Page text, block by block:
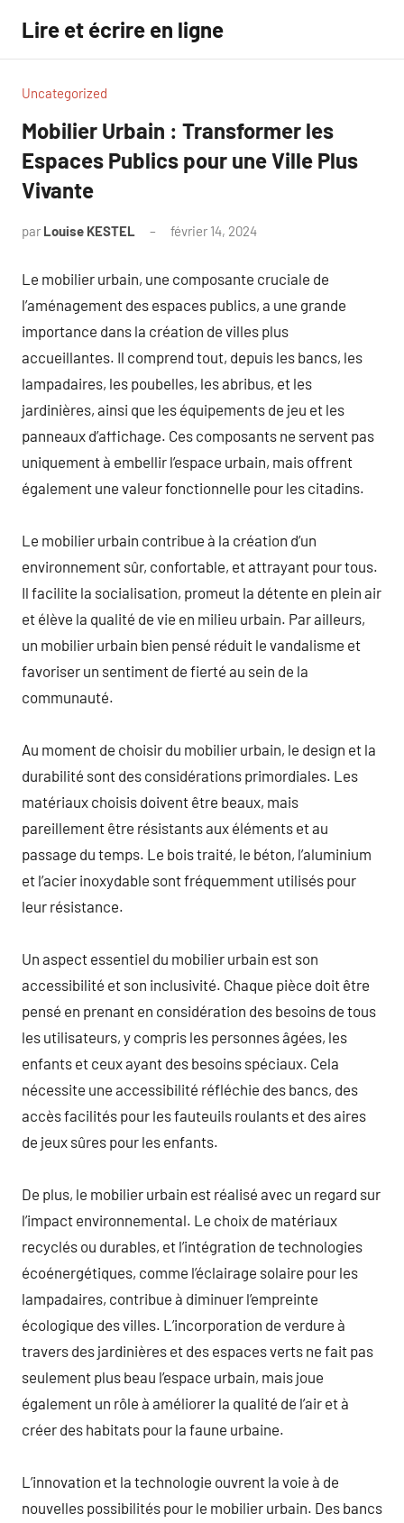
contenu
Lire et écrire en ligne
Uncategorized
Mobilier Urbain : Transformer les
Espaces Publics pour une Ville Plus
Vivante
par Louise KESTEL février 14, 2024
Le mobilier urbain, une composante cruciale de
l’aménagement des espaces publics, a une grande
importance dans la création de villes plus
accueillantes. Il comprend tout, depuis les bancs, les
lampadaires, les poubelles, les abribus, et les
jardinières, ainsi que les équipements de jeu et les
panneaux d’affichage. Ces composants ne servent pas
uniquement à embellir l’espace urbain, mais offrent
également une valeur fonctionnelle pour les citadins.
Le mobilier urbain contribue à la création d’un
environnement sûr, confortable, et attrayant pour tous.
Il facilite la socialisation, promeut la détente en plein air
et élève la qualité de vie en milieu urbain. Par ailleurs,
un mobilier urbain bien pensé réduit le vandalisme et
favoriser un sentiment de fierté au sein de la
communauté.
Au moment de choisir du mobilier urbain, le design et la
durabilité sont des considérations primordiales. Les
matériaux choisis doivent être beaux, mais
pareillement être résistants aux éléments et au
passage du temps. Le bois traité, le béton, l’aluminium
et l’acier inoxydable sont fréquemment utilisés pour
leur résistance.
Un aspect essentiel du mobilier urbain est son
accessibilité et son inclusivité. Chaque pièce doit être
pensé en prenant en considération des besoins de tous
les utilisateurs, y compris les personnes âgées, les
enfants et ceux ayant des besoins spéciaux. Cela
nécessite une accessibilité réfléchie des bancs, des
accès facilités pour les fauteuils roulants et des aires
de jeux sûres pour les enfants.
De plus, le mobilier urbain est réalisé avec un regard sur
l’impact environnemental. Le choix de matériaux
recyclés ou durables, et l’intégration de technologies
écoénergétiques, comme l’éclairage solaire pour les
lampadaires, contribue à diminuer l’empreinte
écologique des villes. L’incorporation de verdure à
travers des jardinières et des espaces verts ne fait pas
seulement plus beau l’espace urbain, mais joue
également un rôle à améliorer la qualité de l’air et à
créer des habitats pour la faune urbaine.
L’innovation et la technologie ouvrent la voie à de
nouvelles possibilités pour le mobilier urbain. Des bancs